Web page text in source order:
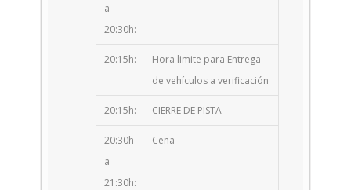
a
20:30h:
20:15h:
Hora limite para Entrega
de vehículos a verificación
20:15h: CIERRE DE PISTA
20:30h
a
21:30h:
Cena